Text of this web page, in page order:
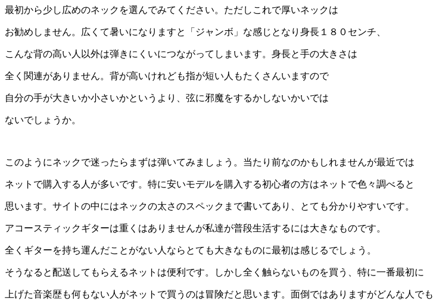
最初から少し広めのネックを選んでみてください。ただしこれで厚いネックは
お勧めしません。広くて暑いになりますと「ジャンボ」な感じとなり身長１８０センチ、
こんな背の高い人以外は弾きにくいにつながってしまいます。身長と手の大きさは
全く関連がありません。背が高いけれども指が短い人もたくさんいますので
自分の手が大きいか小さいかというより、弦に邪魔をするかしないかいでは
ないでしょうか。
このようにネックで迷ったらまずは弾いてみましょう。当たり前なのかもしれませんが最近では
ネットで購入する人が多いです。特に安いモデルを購入する初心者の方はネットで色々調べると
思います。サイトの中にはネックの太さのスペックまで書いてあり、とても分かりやすいです。
アコースティックギターは重くはありませんが私達が普段生活するには大きなものです。
全くギターを持ち運んだことがない人ならとても大きなものに最初は感じるでしょう。
そうなると配送してもらえるネットは便利です。しかし全く触らないものを買う、特に一番最初に
上げた音楽歴も何もない人がネットで買うのは冒険だと思います。面倒ではありますがどんな人でも